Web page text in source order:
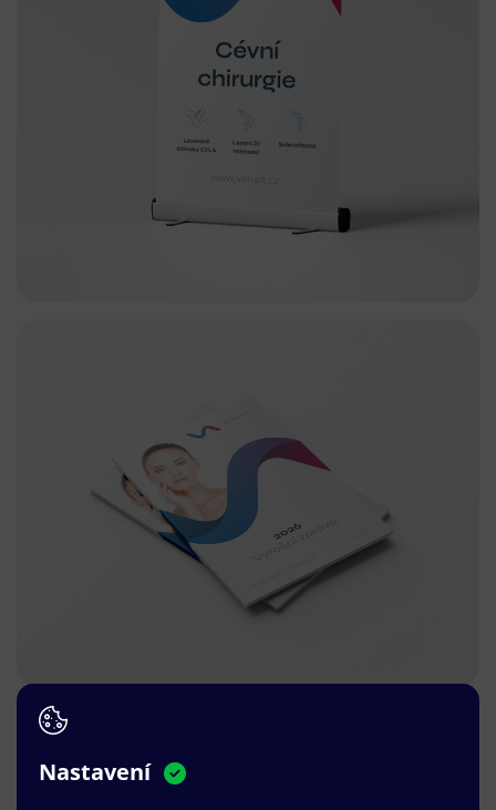
Nastavení